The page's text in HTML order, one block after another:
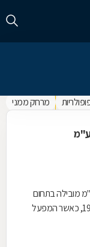
מרחק ממני
מובילה בתחום
העיבוד השבבי בישראל מאז 1972, כאשר המפעל